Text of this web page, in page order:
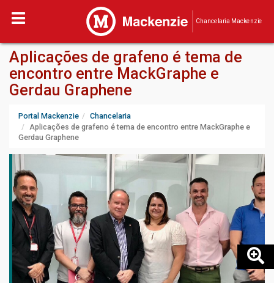
Chancelaria Mackenzie
Aplicações de grafeno é tema de
encontro entre MackGraphe e
Gerdau Graphene
Portal Mackenzie
Chancelaria
Aplicações de grafeno é tema de encontro entre MackGraphe e
Gerdau Graphene